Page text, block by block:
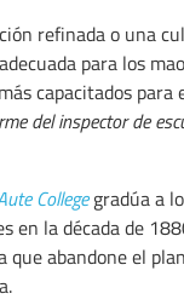
refinada o una
para los
capacitados para
del inspector de
Collegegradúa a
en la década de
que abandone el